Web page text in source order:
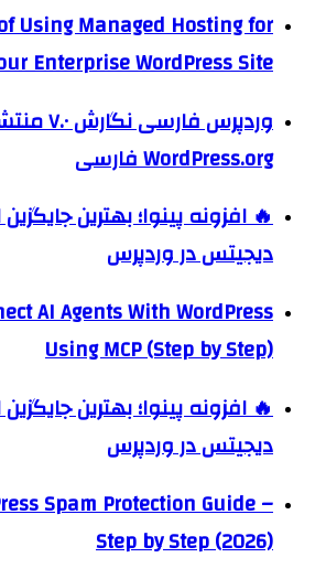
Using Managed Hosting for
Enterprise WordPress Site
وردپرس
WordPress.org فارسی
🔥 افزونه پینوا؛ بهترین
دیجیتس در وردپرس
AI Agents With WordPress
Using MCP (Step by Step)
🔥 افزونه پینوا؛ بهترین
دیجیتس در وردپرس
Spam Protection Guide –
Step by Step (2026)